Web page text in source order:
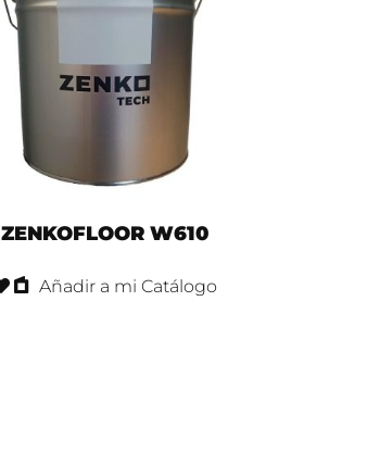
ZENKOFLOOR W610
Añadir a mi Catálogo